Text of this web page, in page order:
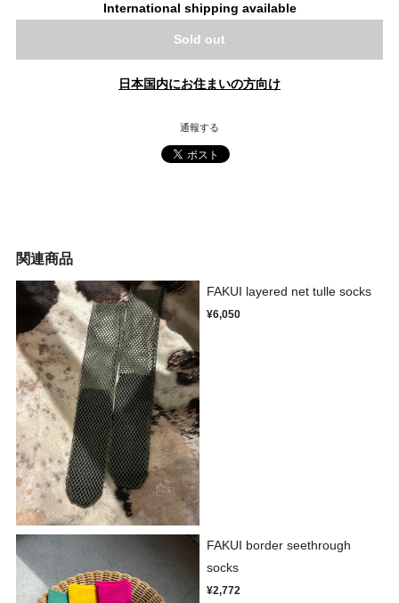
International shipping available
Sold out
日本国内にお住まいの方向け
通報する
関連商品
FAKUI layered net tulle socks
¥6,050
FAKUI border seethrough
socks
¥2,772